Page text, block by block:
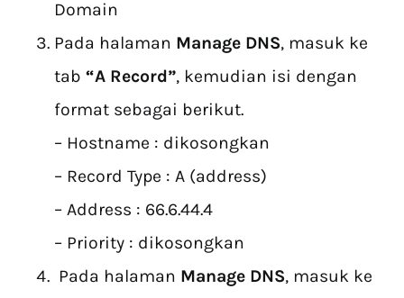
Pada halaman Manage DNS, masuk ke
tab “A Record”, kemudian isi dengan
format sebagai berikut.
– Hostname : dikosongkan
– Record Type : A (address)
– Address : 66.6.44.4
– Priority : dikosongkan
Pada halaman Manage DNS, masuk ke